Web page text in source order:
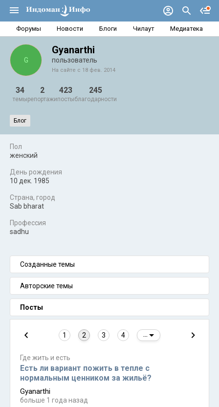
Форумы Новости Блоги Чилаут Медиатека
G
Gyanarthi
пользователь
На сайте с 18 фев. 2014
34
темы
2
репортажи
423
посты
245
благодарности
Блог
Пол
женский
День рождения
10 дек. 1985
Страна, город
Sab bharat
Профессия
sadhu
Созданные темы
Авторские темы
Посты
1 2 3 4
Где жить и есть
Есть ли вариант пожить в тепле с
нормальным ценником за жильё?
Gyanarthi
больше 1 года назад